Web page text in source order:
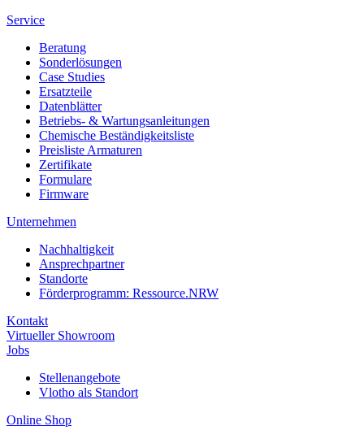
Service
Beratung
Sonderlösungen
Case Studies
Ersatzteile
Datenblätter
Betriebs- & Wartungsanleitungen
Chemische Beständigkeitsliste
Preisliste Armaturen
Zertifikate
Formulare
Firmware
Unternehmen
Nachhaltigkeit
Ansprechpartner
Standorte
Förderprogramm: Ressource.NRW
Kontakt
Virtueller Showroom
Jobs
Stellenangebote
Vlotho als Standort
Online Shop